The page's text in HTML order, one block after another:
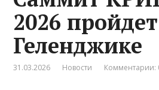
2026
Геленджике
31.03.2026 Новости Комментарии: